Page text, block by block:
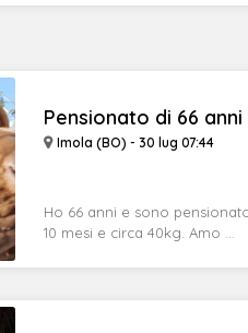
Pensionato di 66 anni
Imola (BO) - 30 lug 07:44
Ho 66 anni e sono
10 mesi e circa 40kg. Amo ...